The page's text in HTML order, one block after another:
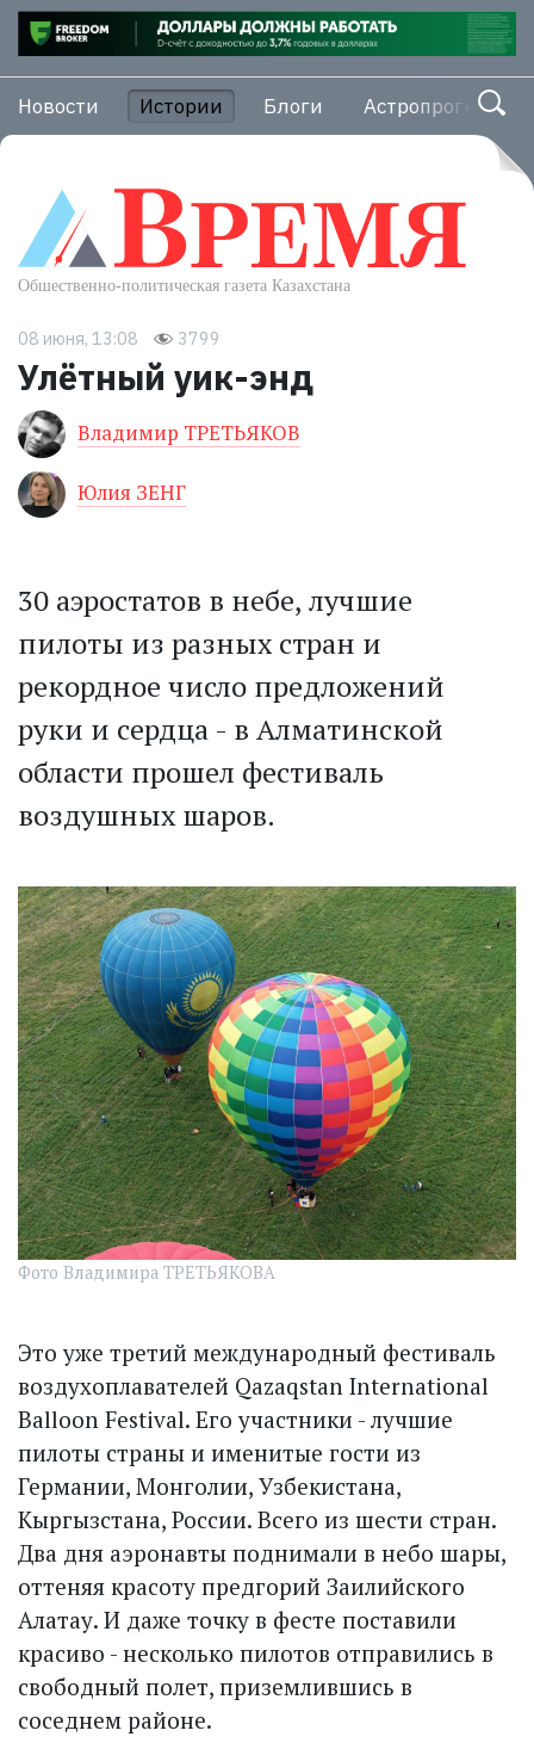
Новости Истории Блоги Астропрогноз
08 июня, 13:08 3799
Улётный уик-энд
Владимир ТРЕТЬЯКОВ
Юлия ЗЕНГ
30 аэростатов в небе, лучшие
пилоты из разных стран и
рекордное число предложений
руки и сердца - в Алматинской
области прошел фестиваль
воздушных шаров.
Фото Владимира ТРЕТЬЯКОВА
Это уже третий международный фестиваль
воздухоплавателей Qazaqstan International
Balloon Festival. Его участники - лучшие
пилоты страны и именитые гости из
Германии, Монголии, Узбекистана,
Кыргызстана, России. Всего из шести стран.
Два дня аэронавты поднимали в небо шары,
оттеняя красоту предгорий Заилийского
Алатау. И даже точку в фесте поставили
красиво - несколько пилотов отправились в
свободный полет, приземлившись в
соседнем районе.